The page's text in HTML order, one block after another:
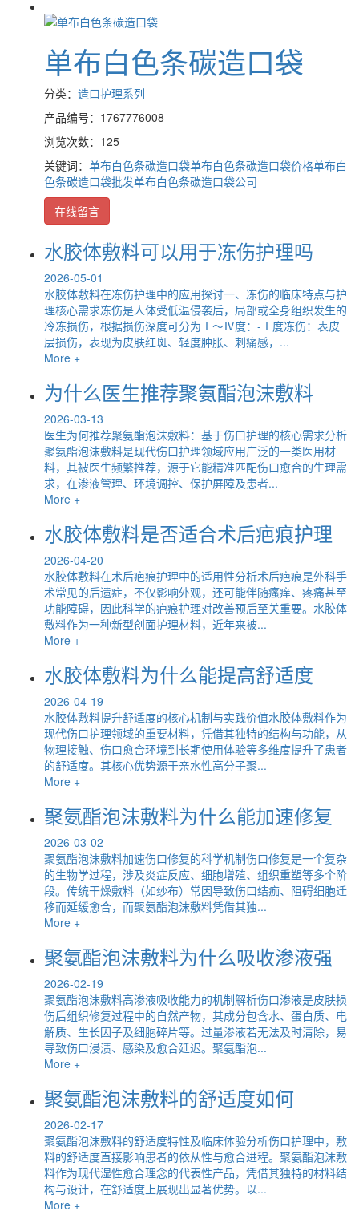
单布白色条碳造口袋
分类： 造口护理系列
产品编号：1767776008
浏览次数：125
关键词： 单布白色条碳造口袋单布白色条碳造口袋价格单布白
色条碳造口袋批发单布白色条碳造口袋公司
在线留言
水胶体敷料可以用于冻伤护理吗
2026-05-01
水胶体敷料在冻伤护理中的应用探讨一、冻伤的临床特点与护
理核心需求冻伤是人体受低温侵袭后，局部或全身组织发生的
冷冻损伤，根据损伤深度可分为Ⅰ～Ⅳ度：-Ⅰ度冻伤：表皮
层损伤，表现为皮肤红斑、轻度肿胀、刺痛感，...
More +
为什么医生推荐聚氨酯泡沫敷料
2026-03-13
医生为何推荐聚氨酯泡沫敷料：基于伤口护理的核心需求分析
聚氨酯泡沫敷料是现代伤口护理领域应用广泛的一类医用材
料，其被医生频繁推荐，源于它能精准匹配伤口愈合的生理需
求，在渗液管理、环境调控、保护屏障及患者...
More +
水胶体敷料是否适合术后疤痕护理
2026-04-20
水胶体敷料在术后疤痕护理中的适用性分析术后疤痕是外科手
术常见的后遗症，不仅影响外观，还可能伴随瘙痒、疼痛甚至
功能障碍，因此科学的疤痕护理对改善预后至关重要。水胶体
敷料作为一种新型创面护理材料，近年来被...
More +
水胶体敷料为什么能提高舒适度
2026-04-19
水胶体敷料提升舒适度的核心机制与实践价值水胶体敷料作为
现代伤口护理领域的重要材料，凭借其独特的结构与功能，从
物理接触、伤口愈合环境到长期使用体验等多维度提升了患者
的舒适度。其核心优势源于亲水性高分子聚...
More +
聚氨酯泡沫敷料为什么能加速修复
2026-03-02
聚氨酯泡沫敷料加速伤口修复的科学机制伤口修复是一个复杂
的生物学过程，涉及炎症反应、细胞增殖、组织重塑等多个阶
段。传统干燥敷料（如纱布）常因导致伤口结痂、阻碍细胞迁
移而延缓愈合，而聚氨酯泡沫敷料凭借其独...
More +
聚氨酯泡沫敷料为什么吸收渗液强
2026-02-19
聚氨酯泡沫敷料高渗液吸收能力的机制解析伤口渗液是皮肤损
伤后组织修复过程中的自然产物，其成分包含水、蛋白质、电
解质、生长因子及细胞碎片等。过量渗液若无法及时清除，易
导致伤口浸渍、感染及愈合延迟。聚氨酯泡...
More +
聚氨酯泡沫敷料的舒适度如何
2026-02-17
聚氨酯泡沫敷料的舒适度特性及临床体验分析伤口护理中，敷
料的舒适度直接影响患者的依从性与愈合进程。聚氨酯泡沫敷
料作为现代湿性愈合理念的代表性产品，凭借其独特的材料结
构与设计，在舒适度上展现出显著优势。以...
More +